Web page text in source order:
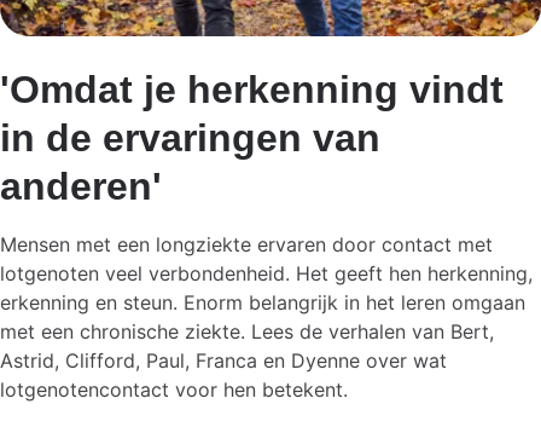
'Omdat je herkenning vindt
in de ervaringen van
anderen'
Mensen met een longziekte ervaren door contact met
lotgenoten veel verbondenheid. Het geeft hen herkenning,
erkenning en steun. Enorm belangrijk in het leren omgaan
met een chronische ziekte. Lees de verhalen van Bert,
Astrid, Clifford, Paul, Franca en Dyenne over wat
lotgenotencontact voor hen betekent.